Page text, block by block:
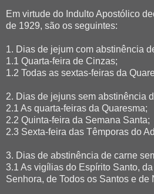
Em virtude do Indulto Apostólico
de 1929, são os seguintes:
1. Dias de jejum com abstinência
1.1 Quarta-feira de Cinzas;
1.2 Todas as sextas-feiras da
2. Dias de jejuns sem abstinência
2.1 As quarta-feiras da Quaresma;
2.2 Quinta-feira da Semana Santa;
2.3 Sexta-feira das Têmporas do
3. Dias de abstinência de carne
3.1 As vigílias do Espírito Santo,
Senhora, de Todos os Santos e de